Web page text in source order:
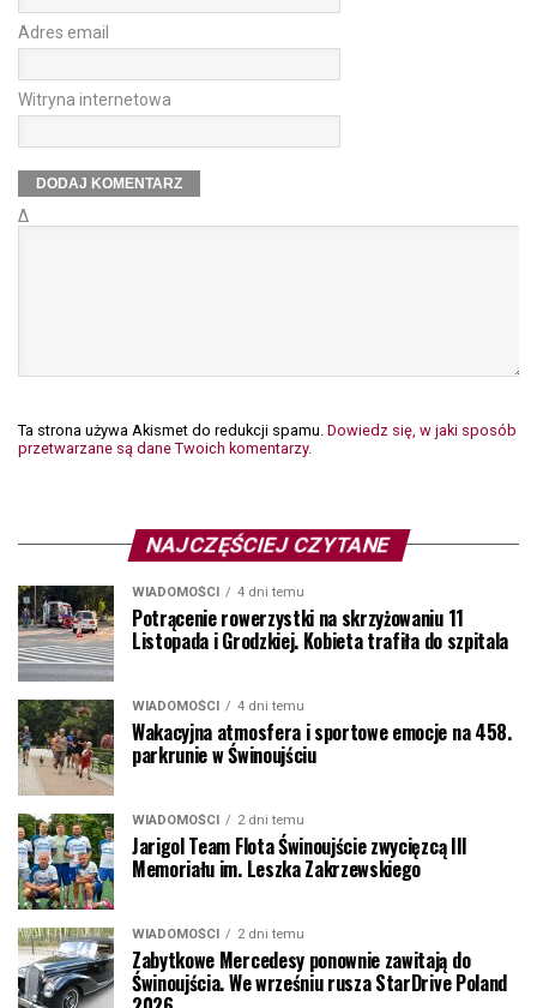
Adres email
Witryna internetowa
Δ
Ta strona używa Akismet do redukcji spamu. Dowiedz się, w jaki sposób
przetwarzane są dane Twoich komentarzy.
NAJCZĘŚCIEJ CZYTANE
WIADOMOŚCI 4 dni temu
Potrącenie rowerzystki na skrzyżowaniu 11
Listopada i Grodzkiej. Kobieta trafiła do szpitala
WIADOMOŚCI 4 dni temu
Wakacyjna atmosfera i sportowe emocje na 458.
parkrunie w Świnoujściu
WIADOMOŚCI 2 dni temu
Jarigol Team Flota Świnoujście zwycięzcą III
Memoriału im. Leszka Zakrzewskiego
WIADOMOŚCI 2 dni temu
Zabytkowe Mercedesy ponownie zawitają do
Świnoujścia. We wrześniu rusza StarDrive Poland